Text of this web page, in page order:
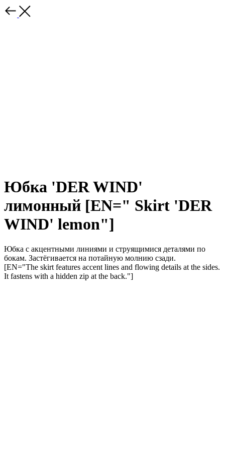
Юбка 'DER WIND'
лимонный [EN=" Skirt 'DER
WIND' lemon"]
Юбка с акцентными линиями и струящимися деталями по
бокам. Застёгивается на потайную молнию сзади.
[EN="The skirt features accent lines and flowing details at the sides.
It fastens with a hidden zip at the back."]